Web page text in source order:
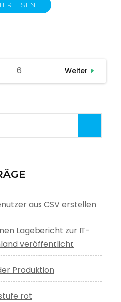
Seite
6 Weiter
aus CSV erstellen
Lagebericht zur IT-
veröffentlicht
Produktion
rot